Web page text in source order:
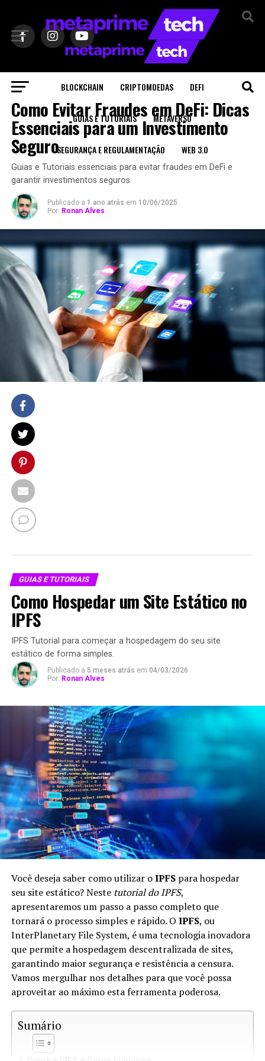
BLOCKCHAIN CRIPTOMOEDAS DEFI
GUIAS E TUTORIAIS METAVERSO
SEGURANÇA E REGULAMENTAÇÃO WEB 3.0
GUIAS E TUTORIAIS
Como Evitar Fraudes em DeFi: Dicas
Essenciais para um Investimento
Seguro
Guias e Tutoriais essenciais para evitar fraudes em DeFi e
garantir investimentos seguros.
Publicado a 1 ano atrás em 10/06/2025
Por: Ronan Alves
GUIAS E TUTORIAIS
Como Hospedar um Site Estático no
IPFS
IPFS Tutorial para começar a hospedagem do seu site
estático de forma simples.
Publicado a 5 meses atrás em 04/03/2026
Por: Ronan Alves
Você deseja saber como utilizar oIPFSpara hospedar
seu site estático? Neste tutorial do IPFS,
apresentaremos um passo a passo completo que
tornará o processo simples e rápido. O IPFS, ou
InterPlanetary File System, é uma tecnologia inovadora
que permite a hospedagem descentralizada de sites,
garantindo maior segurança e resistência a censura.
Vamos mergulhar nos detalhes para que você possa
aproveitar ao máximo esta ferramenta poderosa.
Sumário
Sair da versão mobile